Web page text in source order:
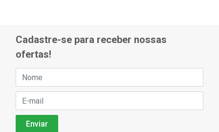
Cadastre-se para receber nossas
ofertas!